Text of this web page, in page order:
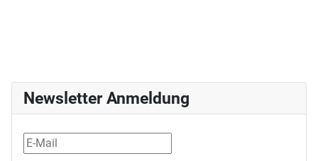
Newsletter Anmeldung